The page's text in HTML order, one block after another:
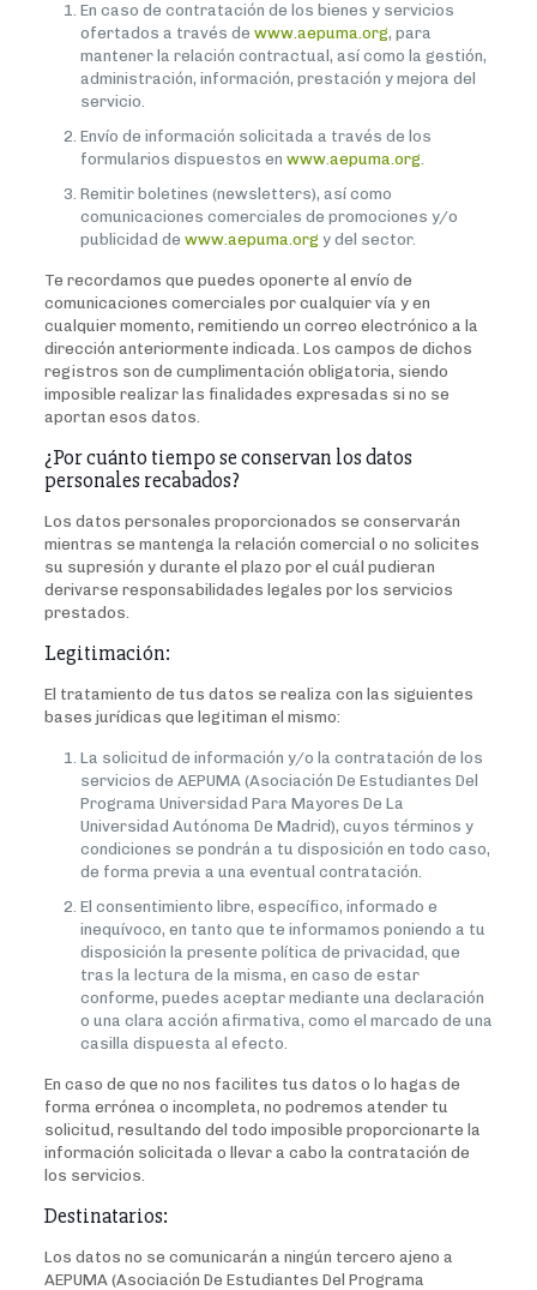
En caso de contratación de los bienes y servicios
ofertados a través de www.aepuma.org, para
mantener la relación contractual, así como la gestión,
administración, información, prestación y mejora del
servicio.
Envío de información solicitada a través de los
formularios dispuestos en www.aepuma.org.
Remitir boletines (newsletters), así como
comunicaciones comerciales de promociones y/o
publicidad de www.aepuma.org y del sector.
Te recordamos que puedes oponerte al envío de
comunicaciones comerciales por cualquier vía y en
cualquier momento, remitiendo un correo electrónico a la
dirección anteriormente indicada. Los campos de dichos
registros son de cumplimentación obligatoria, siendo
imposible realizar las finalidades expresadas si no se
aportan esos datos.
¿Por cuánto tiempo se conservan los datos
personales recabados?
Los datos personales proporcionados se conservarán
mientras se mantenga la relación comercial o no solicites
su supresión y durante el plazo por el cuál pudieran
derivarse responsabilidades legales por los servicios
prestados.
Legitimación:
El tratamiento de tus datos se realiza con las siguientes
bases jurídicas que legitiman el mismo:
La solicitud de información y/o la contratación de los
servicios de AEPUMA (Asociación De Estudiantes Del
Programa Universidad Para Mayores De La
Universidad Autónoma De Madrid), cuyos términos y
condiciones se pondrán a tu disposición en todo caso,
de forma previa a una eventual contratación.
El consentimiento libre, específico, informado e
inequívoco, en tanto que te informamos poniendo a tu
disposición la presente política de privacidad, que
tras la lectura de la misma, en caso de estar
conforme, puedes aceptar mediante una declaración
o una clara acción afirmativa, como el marcado de una
casilla dispuesta al efecto.
En caso de que no nos facilites tus datos o lo hagas de
forma errónea o incompleta, no podremos atender tu
solicitud, resultando del todo imposible proporcionarte la
información solicitada o llevar a cabo la contratación de
los servicios.
Destinatarios:
Los datos no se comunicarán a ningún tercero ajeno a
AEPUMA (Asociación De Estudiantes Del Programa